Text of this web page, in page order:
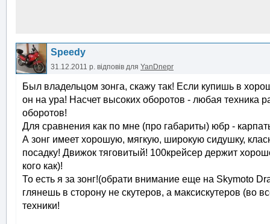
Speedy
31.12.2011 р. відповів для YanDnepr
Был владельцом зонга, скажу так! Если купишь в
он на ура! Насчет высоких оборотов - любая техника
оборотов!
Для сравнения как по мне (про габариты) юбр -
А зонг имеет хорошую, мягкую, широкую сидушку,
посадку! Движок тяговитый! 100крейсер держит
кого как)!
То есть я за зонг!(обрати внимание еще на Skymoto
глянешь в сторону не скутеров, а максискутеров (во
техники!